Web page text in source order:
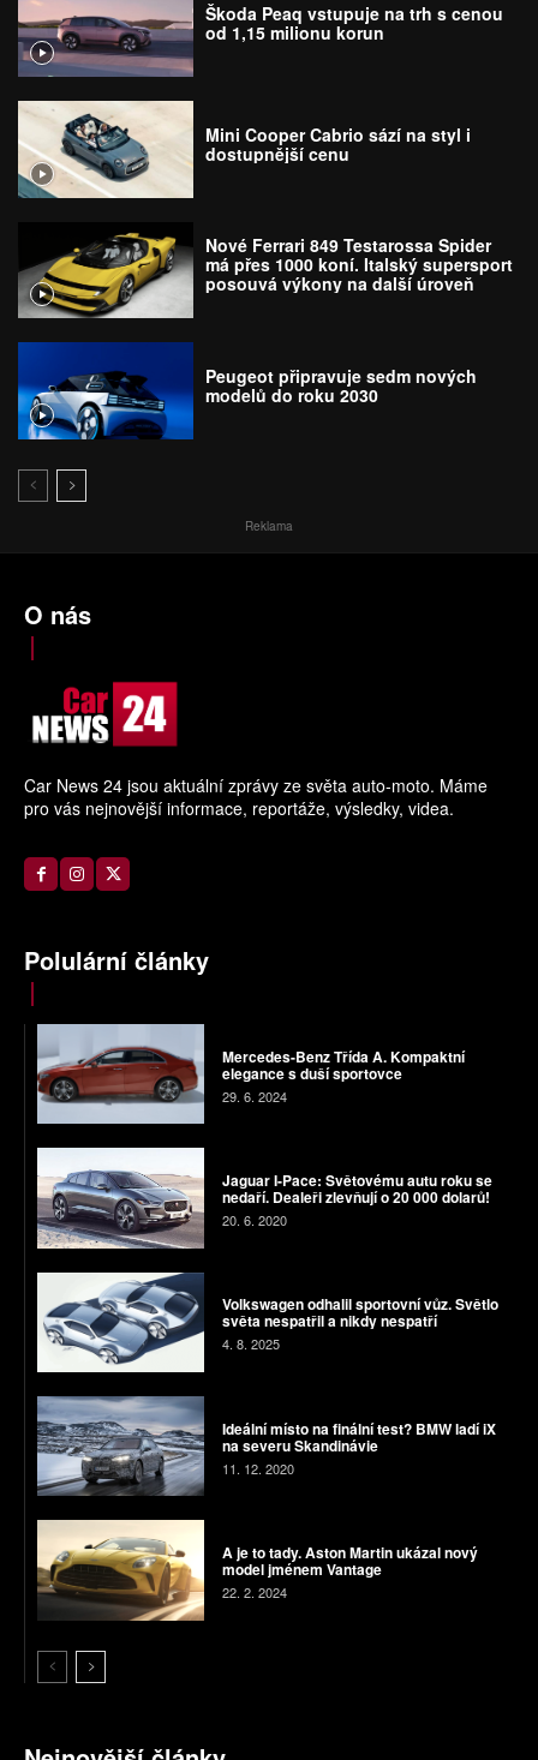
Škoda Peaq vstupuje na trh s cenou
od 1,15 milionu korun
Mini Cooper Cabrio sází na styl i
dostupnější cenu
Nové Ferrari 849 Testarossa Spider
má přes 1000 koní. Italský supersport
posouvá výkony na další úroveň
Peugeot připravuje sedm nových
modelů do roku 2030
Reklama
O nás
Car News 24 jsou aktuální zprávy ze světa auto-moto. Máme
pro vás nejnovější informace, reportáže, výsledky, videa.
Polulární články
Mercedes-Benz Třída A. Kompaktní
elegance s duší sportovce
29. 6. 2024
Jaguar I-Pace: Světovému autu roku se
nedaří. Dealeři zlevňují o 20 000 dolarů!
20. 6. 2020
Volkswagen odhalil sportovní vůz. Světlo
světa nespatřil a nikdy nespatří
4. 8. 2025
Ideální místo na finální test? BMW ladí iX
na severu Skandinávie
11. 12. 2020
A je to tady. Aston Martin ukázal nový
model jménem Vantage
22. 2. 2024